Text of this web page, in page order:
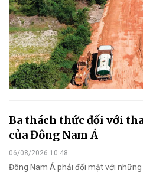
Ba thách thức đối với
của Đông Nam Á
06/08/2026 10:48
Đông Nam Á phải đối mặt với